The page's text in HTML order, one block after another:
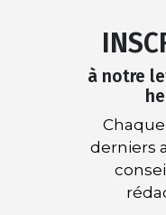
à notre
derniers